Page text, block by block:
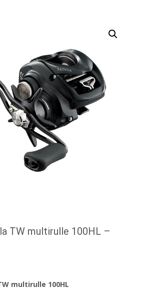
TW multirulle 100HL –
multirulle 100HL